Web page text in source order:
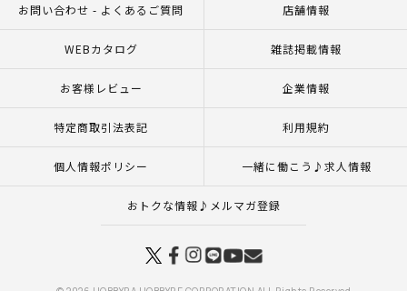
お問い合わせ - よくあるご質問 店舗情報
WEBカタログ 雑誌掲載情報
お客様レビュー 企業情報
特定商取引法表記 利用規約
個人情報ポリシー 一緒に働こう♪求人情報
おトクな情報♪メルマガ登録